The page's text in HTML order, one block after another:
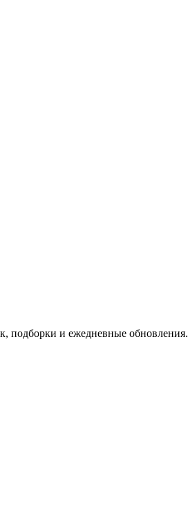
подборки и ежедневные обновления.